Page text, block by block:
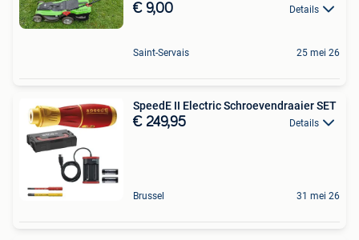
€ 9,00 Details
Saint-Servais 25 mei 26
SpeedE II Electric Schroevendraaier SET
€ 249,95 Details
Brussel 31 mei 26